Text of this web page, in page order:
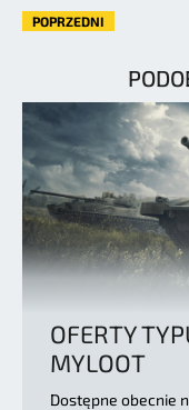
POPRZEDNI
OFERTY
MYLOOT
Dostępne obecnie